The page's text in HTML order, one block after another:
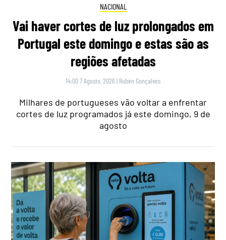
NACIONAL
Vai haver cortes de luz prolongados em
Portugal este domingo e estas são as
regiões afetadas
14:00 7 Agosto, 2026 | Rubén Gonçalves
Milhares de portugueses vão voltar a enfrentar
cortes de luz programados já este domingo, 9 de
agosto